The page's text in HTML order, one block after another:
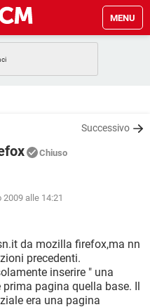
MENU
WHATSAPP
GAMING
WINDOWS 10
FACEBOOK
WHATSAPP
FACEBOOK
ANDROID
WINDOWS 10
WHATSAPP
Successivo
Chiuso
2009 alle 14:21
da mozilla firefox,ma nn
precedenti.
inserire " una
pagina quella base. Il
era una pagina